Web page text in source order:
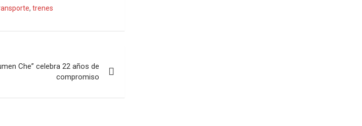
, trenes
Che” celebra 22 años de
compromiso